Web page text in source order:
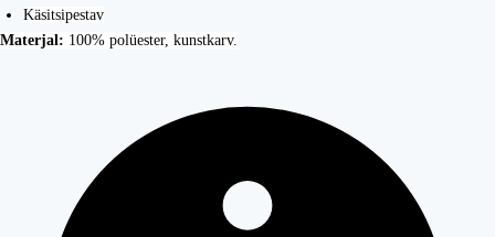
Käsitsipestav
Materjal: 100% polüester, kunstkarv.